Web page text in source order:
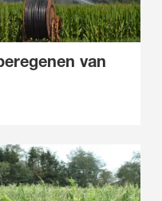
van